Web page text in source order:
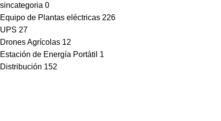
sincategoria 0
Equipo de Plantas eléctricas 226
UPS 27
Drones Agrícolas 12
Estación de Energía Portátil 1
Distribución 152